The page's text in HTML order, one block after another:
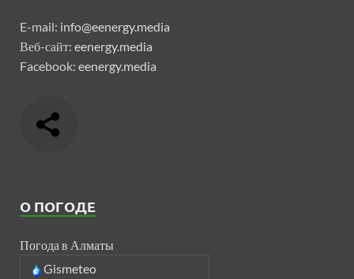
E-mail: info@eenergy.media
Веб-сайт: eenergy.media
Facebook: eenergy.media
О ПОГОДЕ
Погода в Алматы
Gismeteo